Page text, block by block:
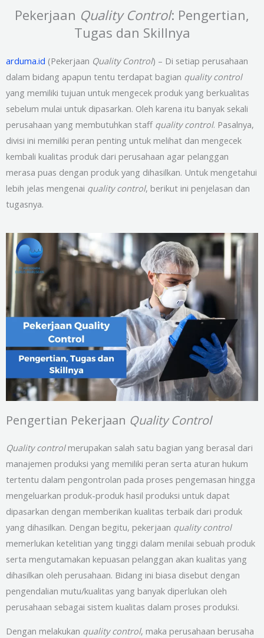
Pekerjaan Quality Control: Pengertian,
Tugas dan Skillnya
arduma.id (Pekerjaan Quality Control) – Di setiap perusahaan
dalam bidang apapun tentu terdapat bagian quality control
yang memiliki tujuan untuk mengecek produk yang berkualitas
sebelum mulai untuk dipasarkan. Oleh karena itu banyak sekali
perusahaan yang membutuhkan staff quality control. Pasalnya,
divisi ini memiliki peran penting untuk melihat dan mengecek
kembali kualitas produk dari perusahaan agar pelanggan
merasa puas dengan produk yang dihasilkan. Untuk mengetahui
lebih jelas mengenai quality control, berikut ini penjelasan dan
tugasnya.
Pengertian Pekerjaan Quality Control
Quality controlmerupakan salah satu bagian yang berasal dari
manajemen produksi yang memiliki peran serta aturan hukum
tertentu dalam pengontrolan pada proses pengemasan hingga
mengeluarkan produk-produk hasil produksi untuk dapat
dipasarkan dengan memberikan kualitas terbaik dari produk
yang dihasilkan. Dengan begitu, pekerjaan quality control
memerlukan ketelitian yang tinggi dalam menilai sebuah produk
serta mengutamakan kepuasan pelanggan akan kualitas yang
dihasilkan oleh perusahaan. Bidang ini biasa disebut dengan
pengendalian mutu/kualitas yang banyak diperlukan oleh
perusahaan sebagai sistem kualitas dalam proses produksi.
Dengan melakukan quality control, maka perusahaan berusaha